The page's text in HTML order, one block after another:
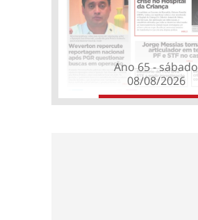
Ano 65 - sábado
08/08/2026